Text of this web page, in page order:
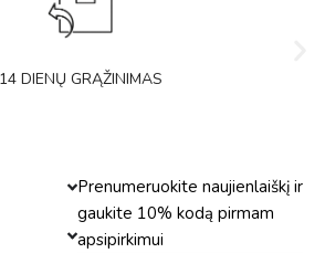
14 DIENŲ GRĄŽINIMAS
Prenumeruokite naujienlaiškį ir
gaukite 10% kodą pirmam
apsipirkimui